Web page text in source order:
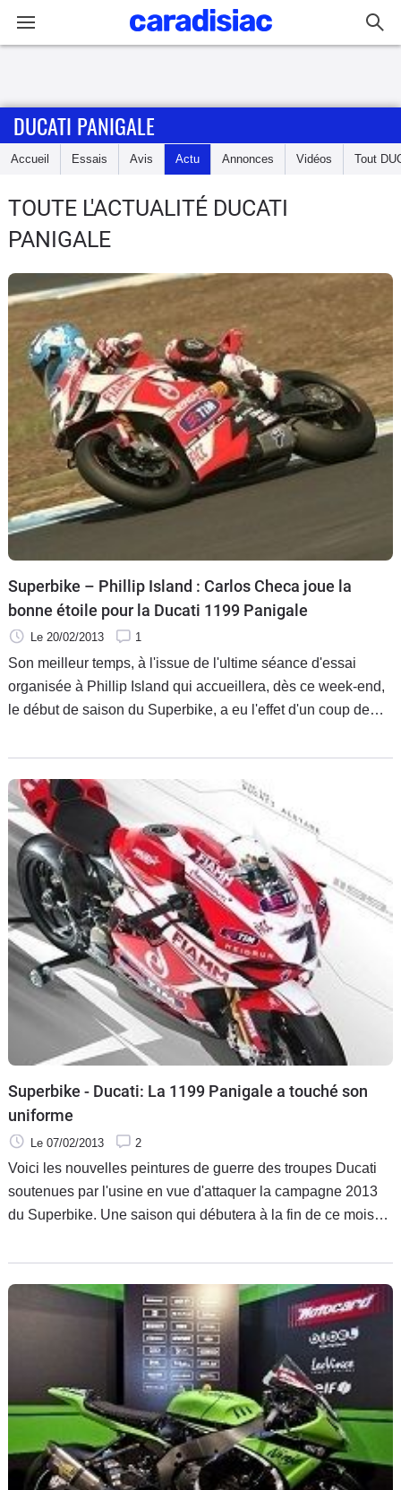
Accueil
Essais
Avis
Forum
Scooters
&
125
Marques
Services
Auto
DUCATI PANIGALE
Accueil Essais Avis Actu Annonces Vidéos Tout
TOUTE L'ACTUALITÉ DUCATI
PANIGALE
Superbike – Phillip Island : Carlos Checa joue la
bonne étoile pour la Ducati 1199 Panigale
Le 20/02/2013 1
Son meilleur temps, à l'issue de l'ultime séance d'essai
organisée à Phillip Island qui accueillera, dès ce week-end,
le début de saison du Superbike, a eu l'effet d'un coup de
ainsi en un tour affirmée parmi ses pairs, grâce à un Carlos
Checa au palmarès conséquent en Australie dans la
spécialité.
Superbike - Ducati: La 1199 Panigale a touché son
uniforme
Le 07/02/2013 2
Voici les nouvelles peintures de guerre des troupes Ducati
soutenues par l'usine en vue d'attaquer la campagne 2013
du Superbike. Une saison qui débutera à la fin de ce mois
pour la marque de Borgo Panigale.